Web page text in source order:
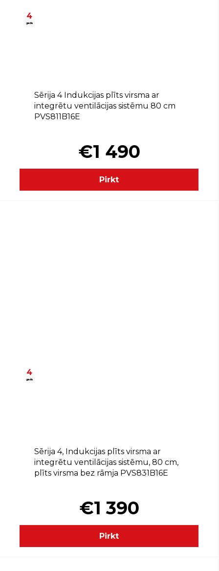
4
gadu
Sērija 4 Indukcijas plīts virsma ar
integrētu ventilācijas sistēmu 80 cm
PVS811B16E
€1 490
Pirkt
4
gadu
Sērija 4, Indukcijas plīts virsma ar
integrētu ventilācijas sistēmu, 80 cm,
plīts virsma bez rāmja PVS831B16E
€1 390
Pirkt